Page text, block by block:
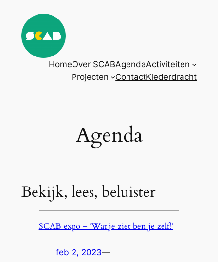
inhoud
HomeOver SCABAgendaActiviteiten
Projecten
ContactKlederdracht
Agenda
Bekijk, lees, beluister
SCAB expo – ‘Wat je ziet ben je zelf!’
feb 2, 2023—